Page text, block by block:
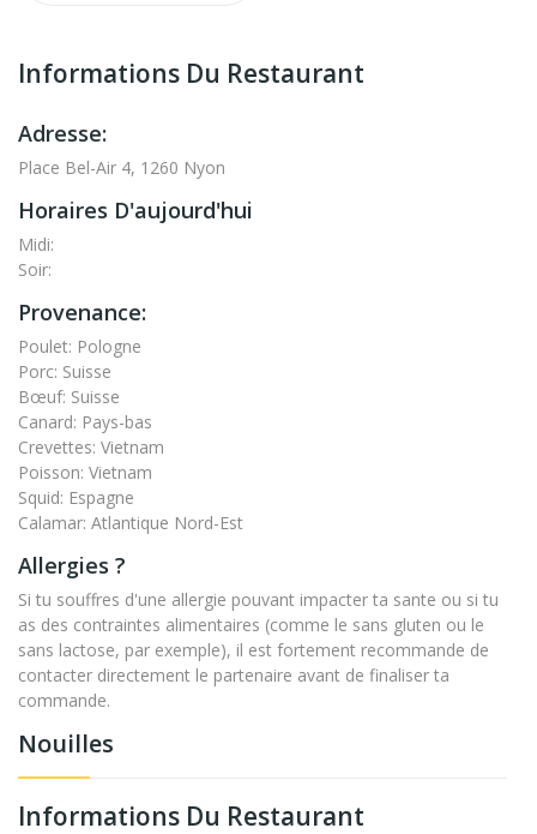
Nouilles
Informations Du Restaurant
Informations Du Restaurant
Adresse:
Place Bel-Air 4, 1260 Nyon
Horaires D'aujourd'hui
Midi:
Soir:
Provenance:
Poulet: Pologne
Porc: Suisse
Bœuf: Suisse
Canard: Pays-bas
Crevettes: Vietnam
Poisson: Vietnam
Squid: Espagne
Calamar: Atlantique Nord-Est
Allergies ?
Si tu souffres d'une allergie pouvant impacter ta sante ou si tu
as des contraintes alimentaires (comme le sans gluten ou le
sans lactose, par exemple), il est fortement recommande de
contacter directement le partenaire avant de finaliser ta
commande.